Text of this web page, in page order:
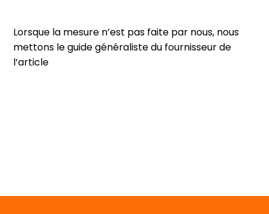
Lorsque la mesure n’est pas faite par nous, nous
mettons le guide généraliste du fournisseur de
l’article